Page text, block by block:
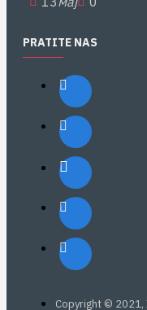
PRATITE NAS
Copyright © 2021,